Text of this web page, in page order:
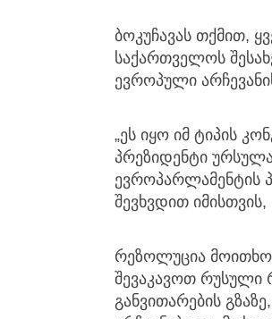
ბოკუჩავას თქმით,
საქართველოს
ევროპული
„ეს იყო იმ ტიპის
პრეზიდენტი
ევროპარლამენტის
შევხვდით
რეზოლუცია
შევაკავოთ
განვითარების